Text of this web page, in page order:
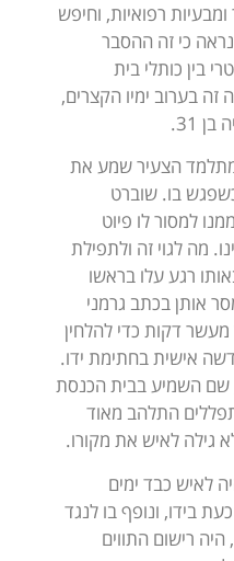
רפואיות, וחיפש
כי זה ההסבר
בין כותלי בית
זה בערוב ימיו הקצרים,
הצעיר שמע את
בו. שוברט
למסור לו פיוט
מה לגוי זה ולתפילת
רגע עלו בראשו
אותן בכתב גרמני
דקות כדי להלחין
אישית בחתימת ידו.
שם השמיע בבית הכנסת
התלהב מאוד
גילה לאיש את מקורו.
לאיש כבד ימים
בידו, ונופף בו לנגד
רישום התווים